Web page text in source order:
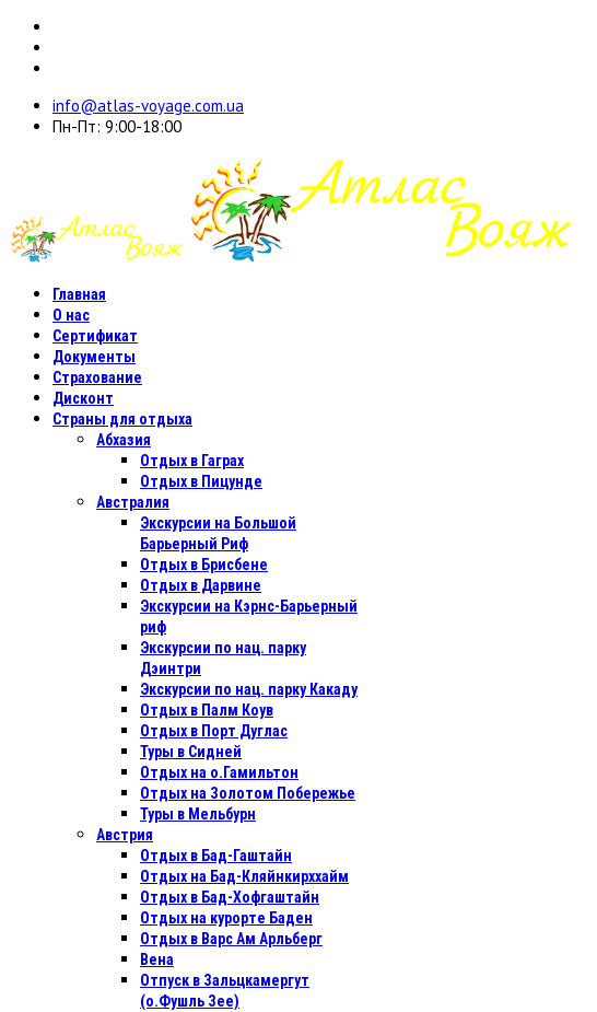
info@atlas-voyage.com.ua
Пн-Пт: 9:00-18:00
Главная
О нас
Сертификат
Документы
Страхование
Дисконт
Страны для отдыха
Абхазия
Отдых в Гаграх
Отдых в Пицунде
Австралия
Экскурсии на Большой
Барьерный Риф
Отдых в Бриcбене
Отдых в Дарвине
Экскурсии на Кэрнс-Барьерный
риф
Экскурсии по нац. парку
Дэинтри
Экскурсии по нац. парку Какаду
Отдых в Палм Коув
Отдых в Порт Дуглас
Туры в Сидней
Отдых на о.Гамильтон
Отдых на Золотом Побережье
Туры в Мельбурн
Австрия
Отдых в Бад-Гаштайн
Отдых на Бад-Кляйнкирххайм
Отдых в Бад-Хофгаштайн
Отдых на курорте Баден
Отдых в Варс Ам Арльберг
Вена
Отпуск в Зальцкамергут
(о.Фушль Зее)